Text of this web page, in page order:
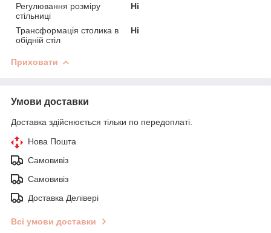
Регулювання розміру
стільниці
Ні
Трансформація столика в
обідній стіл
Ні
Приховати
Умови доставки
Доставка здійснюється тільки по передоплаті.
Нова Пошта
Самовивіз
Самовивіз
Доставка Делівері
Всі умови доставки